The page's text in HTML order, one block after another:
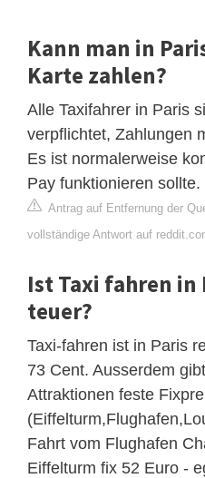
Kann man in
Karte zahlen?
Alle Taxifahrer in Paris
verpflichtet, Zahlungen
Es ist normalerweise
Pay funktionieren sollte.
Antrag auf Entfernung der
vollständige Antwort auf
Ist Taxi fahren in
teuer?
Taxi-fahren ist in Paris
73 Cent. Ausserdem
Attraktionen feste
Fahrt vom Flughafen
Eiffelturm fix 52 Euro -